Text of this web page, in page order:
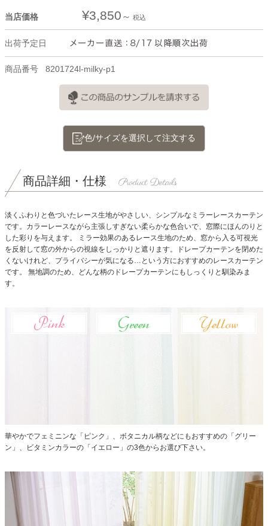
当店価格 ¥3,850 税込
出荷予定日
商品番号 8201724l-milky-p1
色/サイズを選択して注文する
商品詳細・仕様
淡くふわりと色づいたレース生地がやさしい、シンプルなミラーレースカーテン
です。カラーレースながら主張しすぎない柔らかな色合いで、窓際にほんのりと
した彩りを与えます。
ミラー効果のあるレース生地のため、窓から入る可視光
を反射して窓の外からの視線をしっかりと遮ります。ドレープカーテンを閉めた
くないけれど、プライバシーが気になる…という方におすすめのレースカーテン
です。
無地調のため、どんな柄のドレープカーテンにもしっくりと馴染みま
す。
華やかでフェミニンな「ピンク」、ボタニカル柄などにもおすすめの「グリー
ン」、ビタミンカラーの「イエロー」の3色からお選び下さい。